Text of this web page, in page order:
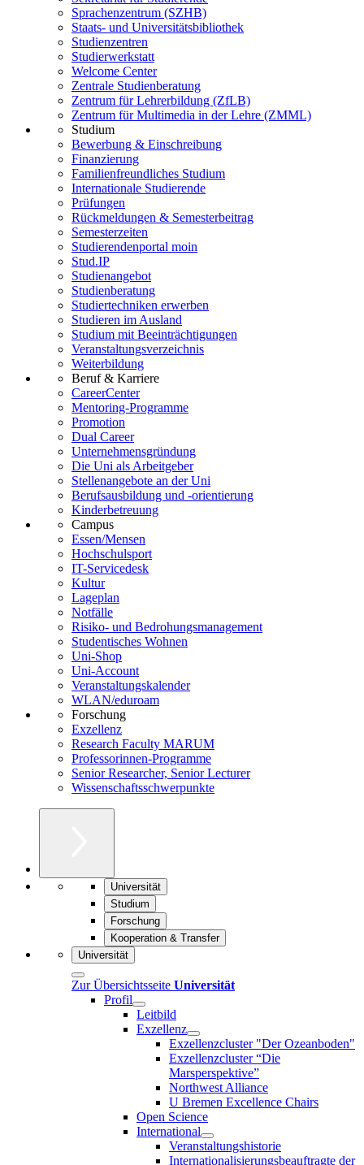
Sprachenzentrum (SZHB)
Staats- und Universitätsbibliothek
Studienzentren
Studierwerkstatt
Welcome Center
Zentrale Studienberatung
Zentrum für Lehrerbildung (ZfLB)
Zentrum für Multimedia in der Lehre (ZMML)
Studium
Bewerbung & Einschreibung
Finanzierung
Familienfreundliches Studium
Internationale Studierende
Prüfungen
Rückmeldungen & Semesterbeitrag
Semesterzeiten
Studierendenportal moin
Stud.IP
Studienangebot
Studienberatung
Studiertechniken erwerben
Studieren im Ausland
Studium mit Beeinträchtigungen
Veranstaltungsverzeichnis
Weiterbildung
Beruf & Karriere
CareerCenter
Mentoring-Programme
Promotion
Dual Career
Unternehmensgründung
Die Uni als Arbeitgeber
Stellenangebote an der Uni
Berufsausbildung und -orientierung
Kinderbetreuung
Campus
Essen/Mensen
Hochschulsport
IT-Servicedesk
Kultur
Lageplan
Notfälle
Risiko- und Bedrohungsmanagement
Studentisches Wohnen
Uni-Shop
Uni-Account
Veranstaltungskalender
WLAN/eduroam
Forschung
Exzellenz
Research Faculty MARUM
Professorinnen-Programme
Senior Researcher, Senior Lecturer
Wissenschaftsschwerpunkte
Universität
Studium
Forschung
Kooperation & Transfer
Universität
Zur Übersichtsseite Universität
Profil
Leitbild
Exzellenz
Exzellenzcluster "Der Ozeanboden"
Exzellenzcluster “Die
Marsperspektive”
Northwest Alliance
U Bremen Excellence Chairs
Open Science
International
Veranstaltungshistorie
Internationalisierungsbeauftragte der